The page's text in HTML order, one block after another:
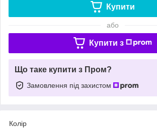
Купити
або
Купити з
Що таке купити з Пром?
Замовлення під захистом
Колір